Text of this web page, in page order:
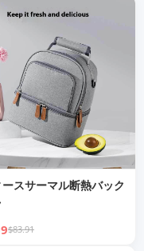
トラップ
ースサーマル断熱バック
$83.91